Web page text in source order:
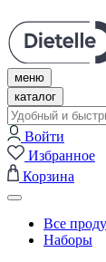
меню
каталог
Войти
Избранное
Корзина
Все
Наборы